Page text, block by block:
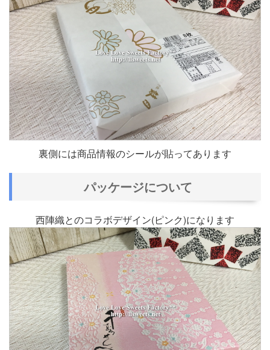
裏側には商品情報のシールが貼ってあります
パッケージについて
西陣織とのコラボデザイン(ピンク)になります